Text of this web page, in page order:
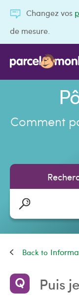
Changez vos
de mesure.
Comment
Puis